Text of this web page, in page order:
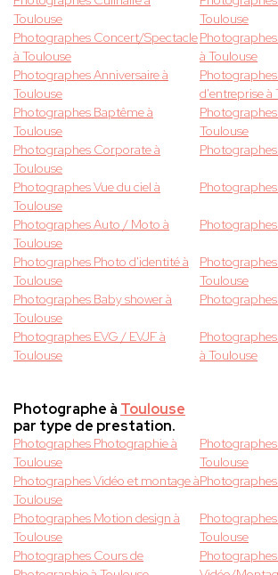
Toulouse
Toulouse
Photographes Concert/Spectacle
à Toulouse
à Toulouse
Photographes Anniversaire à
Toulouse
d'entreprise à
Photographes Baptême à
Toulouse
Toulouse
Photographes Corporate à
Toulouse
Photographes Vue du ciel à
Toulouse
Photographes Auto / Moto à
Toulouse
Photographes Photo d'identité à
Toulouse
Toulouse
Photographes Baby shower à
Toulouse
Photographes EVG / EVJF à
Toulouse
à Toulouse
Photographe à Toulouse
par type de prestation.
Photographes Photographie à
Toulouse
Toulouse
Photographes Vidéo et montage à
Toulouse
Photographes Motion design à
Toulouse
Toulouse
Photographes Cours de